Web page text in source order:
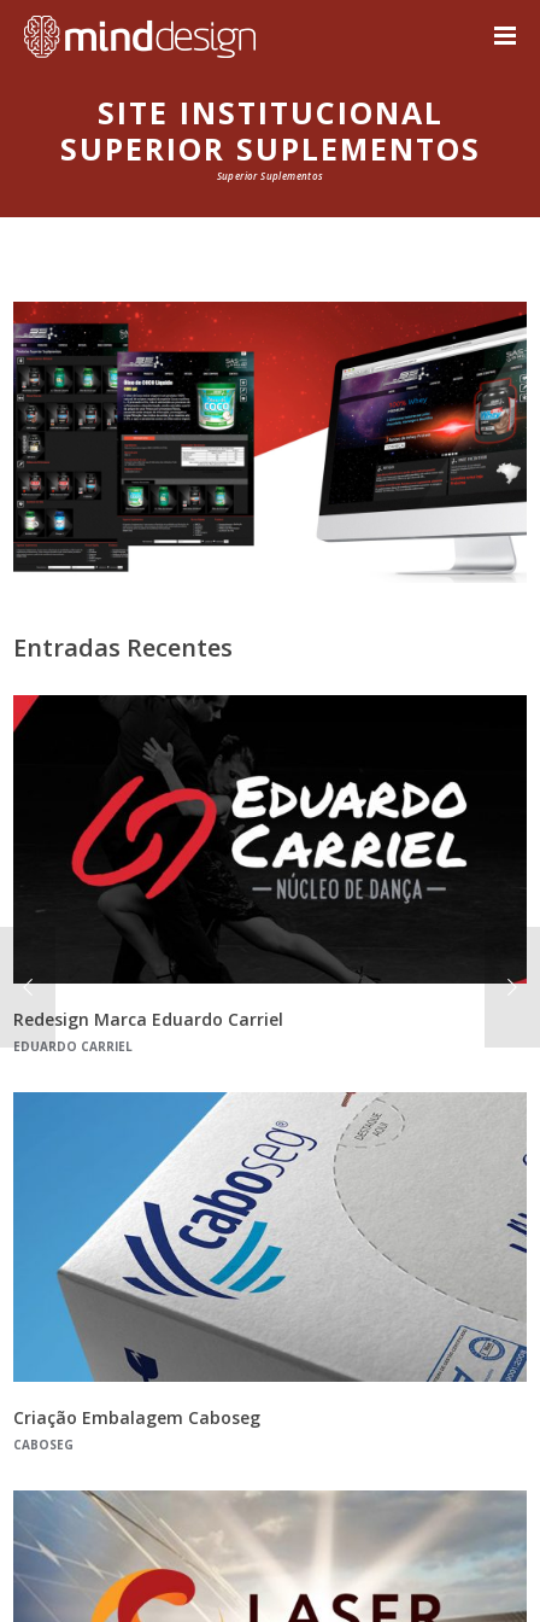
SITE INSTITUCIONAL
SUPERIOR SUPLEMENTOS
Superior Suplementos
Entradas Recentes
Redesign Marca Eduardo Carriel
EDUARDO CARRIEL
Criação Embalagem Caboseg
CABOSEG